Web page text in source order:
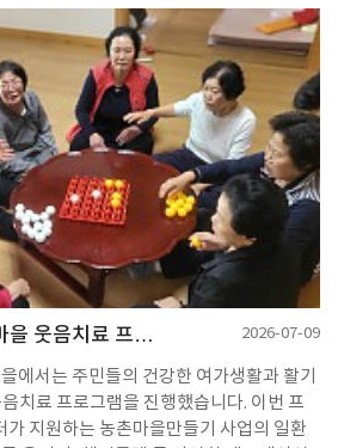
을 웃음치료 프… 2026-07-09
에서는 주민들의 건강한 여가생활과 활기
치료 프로그램을 진행했습니다. 이번 프
지원하는 농촌마을만들기 사업의 일환